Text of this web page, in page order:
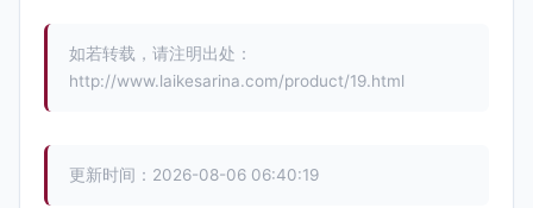
如若转载，请注明出处：
http://www.laikesarina.com/product/19.html
更新时间：2026-08-06 06:40:19